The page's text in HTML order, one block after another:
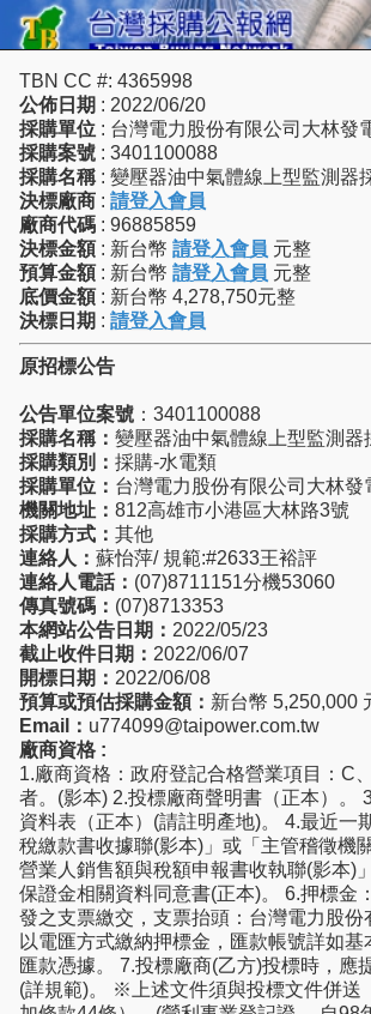
TBN CC #: 4365998
公佈日期 : 2022/06/20
採購單位 : 台灣電力股份有限公司大林發
採購案號 : 3401100088
採購名稱 : 變壓器油中氣體線上型監測器
決標廠商 : 請登入會員
廠商代碼 : 96885859
決標金額 : 新台幣 請登入會員 元整
預算金額 : 新台幣 請登入會員 元整
底價金額 : 新台幣 4,278,750元整
決標日期 : 請登入會員
原招標公告
公告單位案號 ：3401100088
採購名稱： 變壓器油中氣體線上型監測器
採購類別： 採購-水電類
採購單位： 台灣電力股份有限公司大林發
機關地址： 812高雄市小港區大林路3號
採購方式： 其他
連絡人： 蘇怡萍/ 規範:#2633王裕評
連絡人電話： (07)8711151分機53060
傳真號碼： (07)8713353
本網站公告日期： 2022/05/23
截止收件日期： 2022/06/07
開標日期： 2022/06/08
預算或預估採購金額： 新台幣 5,250,000
Email： u774099@taipower.com.tw
廠商資格 :
1.廠商資格：政府登記合格營業項目：C
者。(影本) 2.投標廠商聲明書（正本）。
資料表（正本）(請註明產地)。 4.最近一
稅繳款書收據聯(影本)」或「主管稽徵機
營業人銷售額與稅額申報書收執聯(影本)
保證金相關資料同意書(正本)。 6.押標金
發之支票繳交，支票抬頭：台灣電力股份
以電匯方式繳納押標金，匯款帳號詳如
匯款憑據。 7.投標廠商(乙方)投標時，應
(詳規範)。 ※上述文件須與投標文件併送